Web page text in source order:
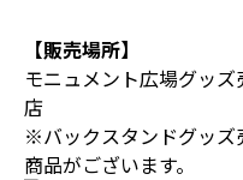
【販売場所】
モニュメント広場グッ
店
※バックスタンドグッズ
商品がございます。